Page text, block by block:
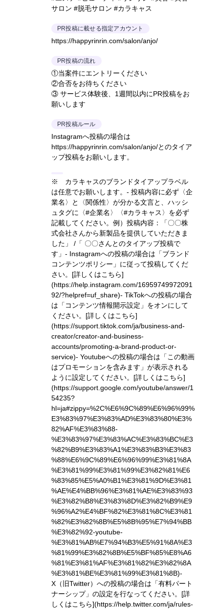
サロン #脱毛サロン #カラキャス
PR投稿に載せる指定アカウント
https://happyrinrin.com/salon/anjo/
PR投稿の流れ
①当案件にエントリーください
②合否をお待ちください
③ サービス体験後、1週間以内にPR投稿をお
願いします
PR投稿ルール
Instagramへ投稿の場合は
https://happyrinrin.com/salon/anjo/とのタイア
ップ投稿をお願いします。
※ カラキャスのブランドタイアップラベル
は任意でお願いします。- 投稿内容に必ず〈企
業名〉と〈関係性〉が分かる文言と、ハッシ
ュタグに〈#企業名〉〈#カラキャス〉を必ず
記載してください。 例）投稿内容：「〇〇株
式会社さんから新製品を提供していただきま
した」 /「 〇〇さんとのタイアップ投稿で
す」 - Instagramへの投稿の場合は「ブランド
コンテンツポリシー」に従って投稿してくだ
さい。 [詳しくはこちら]
(https://help.instagram.com/16959749972091
92/?helpref=uf_share)- TikTokへの投稿の場合
は「コンテンツ情報開示設定」をオンにして
ください。 [詳しくはこちら]
(https://support.tiktok.com/ja/business-and-
creator/creator-and-business-
accounts/promoting-a-brand-product-or-
service)- Youtubeへの投稿の場合は「この動画
はプロモーションを含みます」が表示される
ように設定してください。 [詳しくはこちら]
(https://support.google.com/youtube/answer/1
54235?
hl=ja#zippy=%2C%E6%9C%89%E6%96%99%
E3%83%97%E3%83%AD%E3%83%80%E3%
82%AF%E3%83%88-
%E3%83%97%E3%83%AC%E3%83%BC%E3
%82%B9%E3%83%A1%E3%83%B3%E3%83
%88%E6%9C%89%E6%96%99%E3%81%8A
%E3%81%99%E3%81%99%E3%82%81%E6
%83%85%E5%A0%B1%E3%81%9D%E3%81
%AE%E4%BB%96%E3%81%AE%E3%83%93
%E3%82%B8%E3%83%8D%E3%82%B9%E9
%96%A2%E4%BF%82%E3%81%8C%E3%81
%82%E3%82%8B%E5%8B%95%E7%94%BB
%E3%82%92-youtube-
%E3%81%AB%E7%94%B3%E5%91%8A%E3
%81%99%E3%82%8B%E5%BF%85%E8%A6
%81%E3%81%AF%E3%81%82%E3%82%8A
%E3%81%BE%E3%81%99%E3%81%8B)-
X（旧Twitter）への投稿の場合は「有料パート
ナーシップ」の設定を行なってください。 [詳
しくはこちら](https://help.twitter.com/ja/rules-